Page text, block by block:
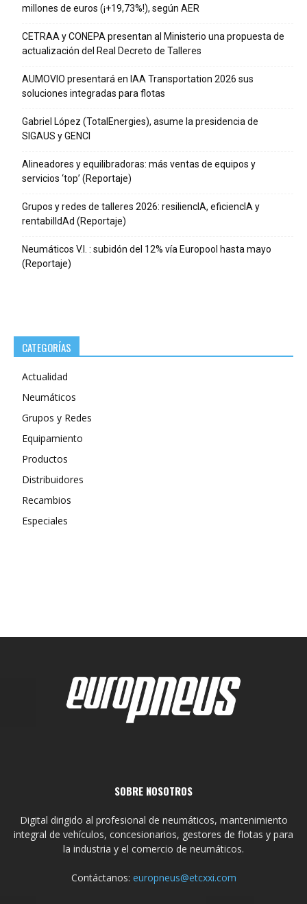
millones de euros (¡+19,73%!), según AER
CETRAA y CONEPA presentan al Ministerio una propuesta de
actualización del Real Decreto de Talleres
AUMOVIO presentará en IAA Transportation 2026 sus
soluciones integradas para flotas
Gabriel López (TotalEnergies), asume la presidencia de
SIGAUS y GENCI
Alineadores y equilibradoras: más ventas de equipos y
servicios ‘top’ (Reportaje)
Grupos y redes de talleres 2026: resiliencIA, eficiencIA y
rentabilIdAd (Reportaje)
Neumáticos V.I. : subidón del 12% vía Europool hasta mayo
(Reportaje)
CATEGORÍAS
Actualidad
Neumáticos
Grupos y Redes
Equipamiento
Productos
Distribuidores
Recambios
Especiales
SOBRE NOSOTROS
Digital dirigido al profesional de neumáticos, mantenimiento
integral de vehículos, concesionarios, gestores de flotas y para
la industria y el comercio de neumáticos.
Contáctanos: europneus@etcxxi.com